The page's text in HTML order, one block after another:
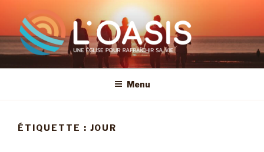
contenu
principal
Menu
ÉTIQUETTE : JOUR